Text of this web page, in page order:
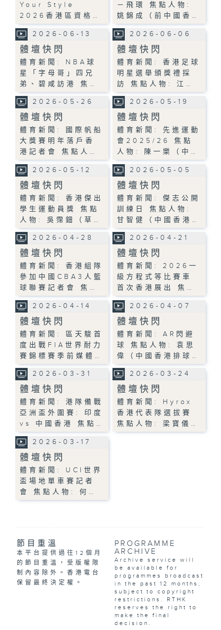
Your Style
2026香港區資格…
－飛環 焦點人物:
姚錦成（前中國香…
2026-06-13
體壇快閃
體育新聞: NBA球
星「字母哥」四兄
弟、碧咸訪港 焦…
2026-06-06
體壇快閃
體育新聞: 香港足球
明星選舉頒獎禮採
訪 焦點人物: 江…
2026-05-26
體壇快閃
體育新聞: 國際帆船
大獎賽明年落戶香
港記者會 焦點人…
2026-05-19
體壇快閃
體育新聞: 先進運動
會2025/26 焦點
人物: 陳一樂（中…
2026-05-12
體壇快閃
體育新聞: 香港傑出
學生運動員獎 焦點
人物: 吳霈鈿（草…
2026-05-05
體壇快閃
體育新聞: 傑志公開
訓練日 焦點人物:
甘智健（中國香港…
2026-04-28
體壇快閃
體育新聞: 香港組隊
參加中國CBA3人籃
球聯賽記者會 焦…
2026-04-21
體壇快閃
體育新聞: 2026一
級方程式等比賽車
首次香港展出 焦…
2026-04-14
體壇快閃
體育新聞: 區天駿首
度出戰FIA世界耐力
賽錦標賽季前媒體…
2026-04-07
體壇快閃
體育新聞: AR閃避
球 焦點人物: 袁思
偉（中國香港排球…
2026-03-31
體壇快閃
體育新聞: 港隊備戰
亞洲盃外圍賽: 印度
vs 中國香港 焦點…
2026-03-24
體壇快閃
體育新聞: Hyrox
香港代表隊選拔賽
焦點人物: 梁寶儀…
2026-03-17
體壇快閃
體育新聞: UCI世界
盃場地單車賽記者
會 焦點人物: 何…
節目重溫
本平台提供過往12個月
的節目重溫，受版權限
制內容除外。香港電台
保留最終決定權。
PROGRAMME
ARCHIVE
Archive service will
be available for
programmes broadcast
in the past 12 months,
subject to copyright
restrictions. RTHK
reserves the right to
make the final
decision.